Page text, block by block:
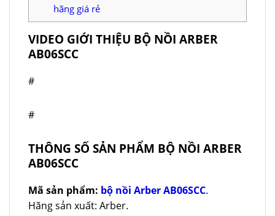
hãng giá rẻ
VIDEO GIỚI THIỆU BỘ NỒI ARBER
AB06SCC
#
#
THÔNG SỐ SẢN PHẨM BỘ NỒI ARBER
AB06SCC
Mã sản phẩm: bộ nồi Arber AB06SCC.
Hãng sản xuất: Arber.